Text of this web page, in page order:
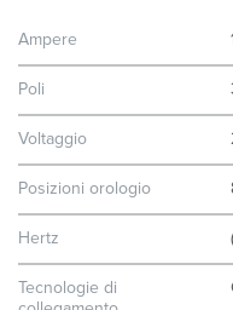
Ampere
Poli
Voltaggio
Posizioni orologio
Hertz
Tecnologie di